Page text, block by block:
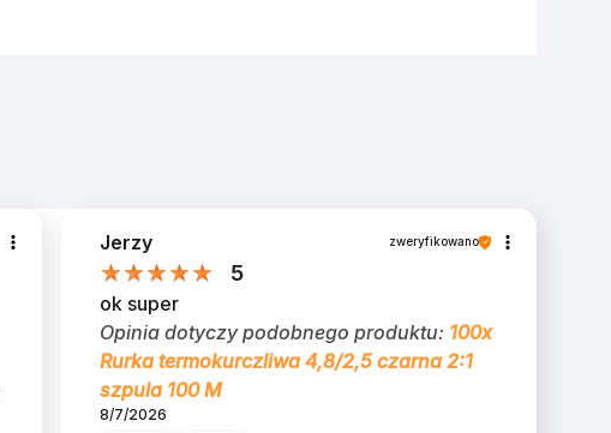
Jerzy zweryfikowano
5
ok super
Opinia dotyczy podobnego produktu: 100x
Rurka termokurczliwa 4,8/2,5 czarna 2:1
szpula 100 M
8/7/2026